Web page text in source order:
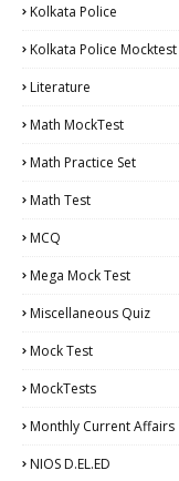
Kolkata Police
Kolkata Police Mocktest
Literature
Math MockTest
Math Practice Set
Math Test
MCQ
Mega Mock Test
Miscellaneous Quiz
Mock Test
MockTests
Monthly Current Affairs
NIOS D.EL.ED